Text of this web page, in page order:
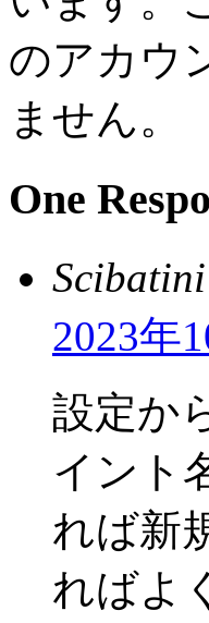
のアカウ
ません。
One
Scibatini
2023年
設定か
イント
れば新
ればよ